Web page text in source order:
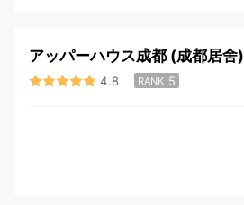
アッパーハウス成都 (成都居舍)
4.8 RANK 5